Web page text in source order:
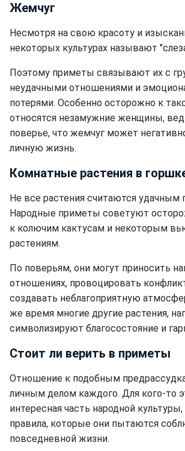
Жемчуг
Несмотря на свою красоту и
некоторых культурах называют
Поэтому приметы связывают их с
неудачными отношениями и
потерями. Особенно осторожно к
относятся незамужние женщины,
поверье, что жемчуг может
личную жизнь.
Комнатные растения в
Не все растения считаются удачным
Народные приметы советуют
к колючим кактусам и некоторым
растениям.
По поверьям, они могут приносить
отношениях, провоцировать
создавать неблагоприятную
же время многие другие растения,
символизируют благосостояние и
Стоит ли верить в приметы
Отношение к подобным
личным делом каждого. Для кого-то
интересная часть народной культуры,
правила, которые они пытаются
повседневной жизни.